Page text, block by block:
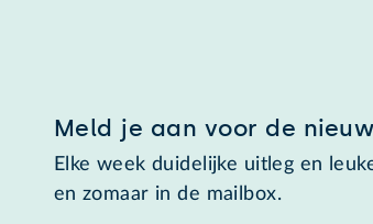
Meld je aan voor de
Elke week duidelijke uitleg en
en zomaar in de mailbox.